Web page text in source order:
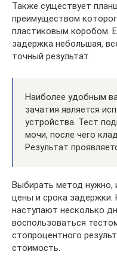
Также существует
преимуществом
пластиковым коробом.
задержка небольшая,
точный результат.
Наиболее удобным
зачатия является
устройства. Тест
мочи, после чего
Результат
Выбирать метод нужно,
цены и срока задержки.
наступают несколько
воспользоваться
стопроцентного
стоимость.